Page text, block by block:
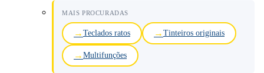
MAIS PROCURADAS
Teclados ratos Tinteiros originais
Multifunções